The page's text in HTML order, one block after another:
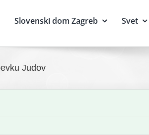
Slovenski dom Zagreb Svet
Judov